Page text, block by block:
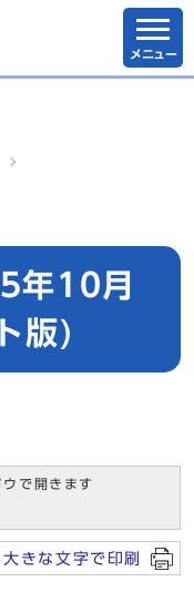
メニュー
年10月
版)
で開きます
大きな文字で印刷